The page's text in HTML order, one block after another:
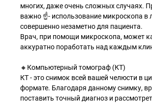
многих, даже очень сложных случаях.
важно ☝- использование микроскопа в
совершенно незаметно для пациента.
Врач, при помощи микроскопа, может
аккуратно поработать над каждым
🔸Компьютерный томограф (КТ)
КТ - это снимок всей вашей челюсти в
формате. Благодаря данному снимку,
поставить точный диагноз и